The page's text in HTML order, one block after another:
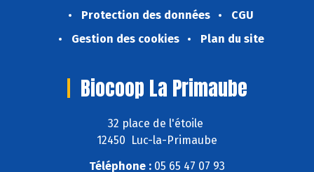
Protection des données
CGU
Gestion des cookies
Plan du site
Biocoop La Primaube
32 place de l'étoile
12450 Luc-la-Primaube
Téléphone : 05 65 47 07 93